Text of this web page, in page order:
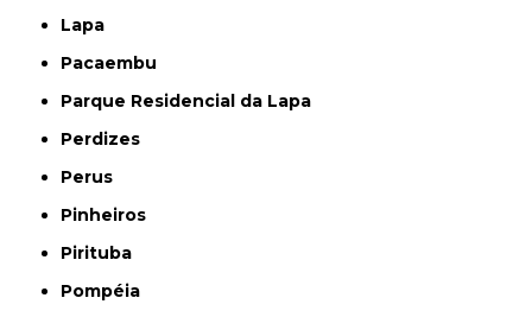
Lapa
Pacaembu
Parque Residencial da Lapa
Perdizes
Perus
Pinheiros
Pirituba
Pompéia